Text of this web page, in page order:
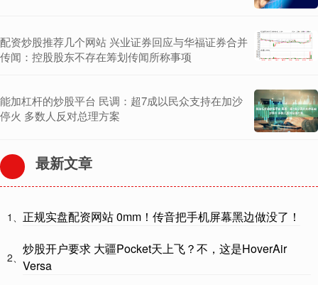
配资炒股推荐几个网站 兴业证券回应与华福证券合并
传闻：控股股东不存在筹划传闻所称事项
能加杠杆的炒股平台 民调：超7成以民众支持在加沙
停火 多数人反对总理方案
最新文章
1、 正规实盘配资网站 0mm！传音把手机屏幕黑边做没了！
2、
炒股开户要求 大疆Pocket天上飞？不，这是HoverAir
Versa